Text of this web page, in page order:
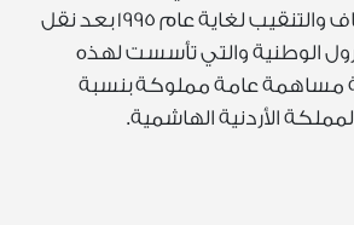
بعمليات الاستكشاف والتنقيب لغاية عام 1995 بعد نقل
الوطنية والتي تأسست لهذه
مساهمة عامة مملوكة بنسبة